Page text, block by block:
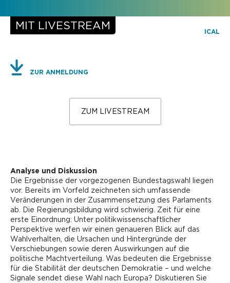
ICAL
ZUR ANMELDUNG
ZUM LIVESTREAM
Analyse und Diskussion
Die Ergebnisse der vorgezogenen Bundestagswahl liegen
vor. Bereits im Vorfeld zeichneten sich umfassende
Veränderungen in der Zusammensetzung des Parlaments
ab. Die Regierungsbildung wird schwierig. Zeit für eine
erste Einordnung: Unter politikwissenschaftlicher
Perspektive werfen wir einen genaueren Blick auf das
Wahlverhalten, die Ursachen und Hintergründe der
Verschiebungen sowie deren Auswirkungen auf die
politische Machtverteilung. Was bedeuten die Ergebnisse
für die Stabilität der deutschen Demokratie – und welche
Signale sendet diese Wahl nach Europa? Diskutieren Sie